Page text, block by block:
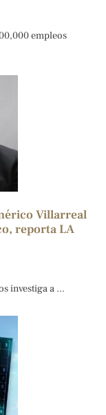
empleos
Villarreal
reporta LA
investiga a ...